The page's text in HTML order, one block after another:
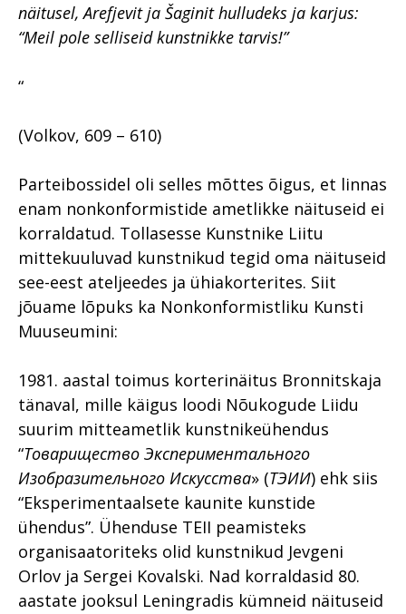
näitusel, Arefjevit ja Šaginit hulludeks ja karjus:
“Meil pole selliseid kunstnikke tarvis!”
“
(Volkov, 609 – 610)
Parteibossidel oli selles mõttes õigus, et linnas
enam nonkonformistide ametlikke näituseid ei
korraldatud. Tollasesse Kunstnike Liitu
mittekuuluvad kunstnikud tegid oma näituseid
see-eest ateljeedes ja ühiakorterites. Siit
jõuame lõpuks ka Nonkonformistliku Kunsti
Muuseumini:
1981. aastal toimus korterinäitus Bronnitskaja
tänaval, mille käigus loodi Nõukogude Liidu
suurim mitteametlik kunstnikeühendus
“Товарищество Экспериментального
Изобразительного Искусства» (ТЭИИ) ehk siis
“Eksperimentaalsete kaunite kunstide
ühendus”. Ühenduse TEII peamisteks
organisaatoriteks olid kunstnikud Jevgeni
Orlov ja Sergei Kovalski. Nad korraldasid 80.
aastate jooksul Leningradis kümneid näituseid